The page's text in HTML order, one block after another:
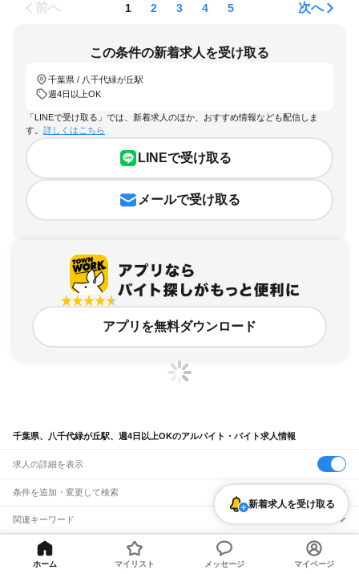
前へ 1 2 3 4 5 次へ
この条件の新着求人を受け取る
千葉県 / 八千代緑が丘駅
週4日以上OK
「LINEで受け取る」では、新着求人のほか、おすすめ情報なども配信しま
す。 詳しくはこちら
LINEで受け取る
メールで受け取る
アプリを無料ダウンロード
千葉県、八千代緑が丘駅、週4日以上OKのアルバイト・バイト求人情報
求人の詳細を表示
条件を追加・変更して検索
市区町村を追加・変更
千葉県
千葉県すべて
千葉市
駅を追加・変更
関連キーワード
完全在宅ワーク 全国 シール貼り 在宅 ガチャガチャ
バイトTOP
八千代市 八千代緑が丘駅
週4日以上OKのアルバ
イト・バイト・求人
新着求人を受け取る
ホーム マイリスト メッセージ マイページ